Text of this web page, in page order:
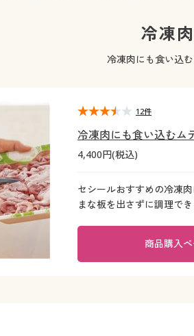
メンズファッシ
メンズ下着
家電
キ
冷凍
冷凍肉にも食い込
冷凍肉にも食い込むム
4,400円(税込)
セシールおすすめの冷凍
まな板を出さずに調理で
12件
商品購入